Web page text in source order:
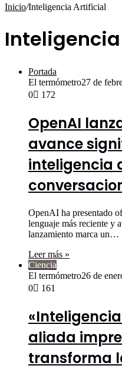
Inicio/Inteligencia Artificial
Portada
El termómetro27 de
0
172
OpenAI
avance
inteligencia
OpenAI ha presentado
lenguaje más reciente y
lanzamiento marca un…
Leer más »
Ciencia
El termómetro26 de
0
161
aliada
transforma